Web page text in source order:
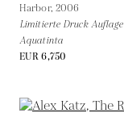
Harbor, 2006
Limitierte Druck Auflage
Aquatinta
EUR 6,750